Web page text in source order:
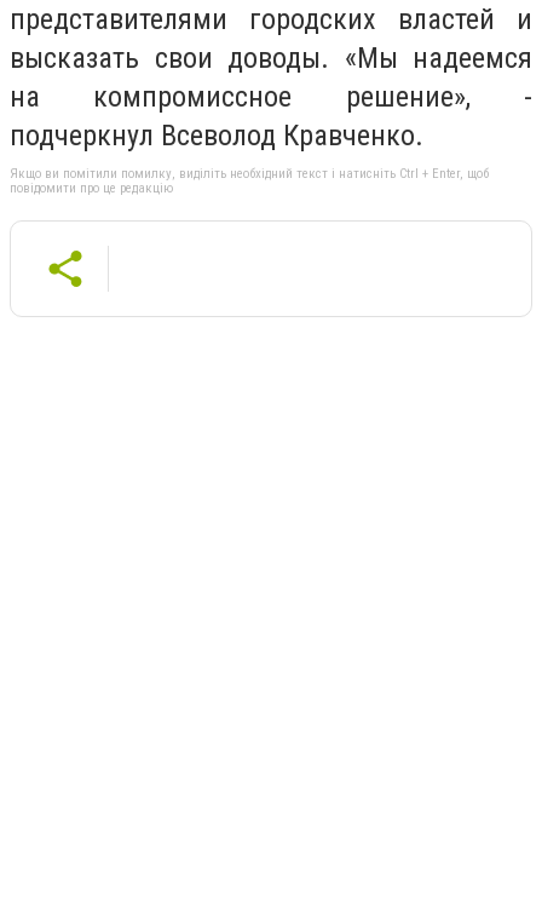
представителями городских властей и
высказать свои доводы. «Мы надеемся
на компромиссное решение», -
подчеркнул Всеволод Кравченко.
Якщо ви помітили помилку, виділіть необхідний текст і натисніть Ctrl + Enter, щоб
повідомити про це редакцію